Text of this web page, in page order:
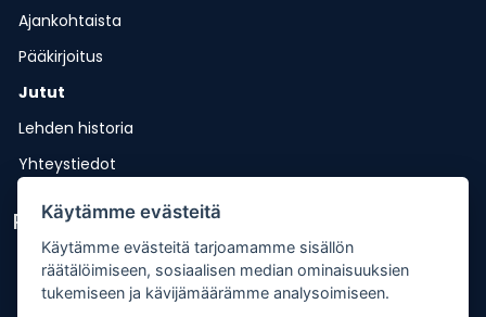
Ajankohtaista
Pääkirjoitus
Jutut
Lehden historia
Yhteystiedot
Pikalinkit
Lähetä uutisvinkki
Kopiointiohje
Käytämme evästeitä
Käytämme evästeitä tarjoamamme sisällön
räätälöimiseen, sosiaalisen median ominaisuuksien
tukemiseen ja kävijämäärämme analysoimiseen.